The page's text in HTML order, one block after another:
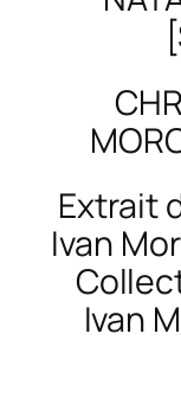
Extrait
Ivan
Ivan